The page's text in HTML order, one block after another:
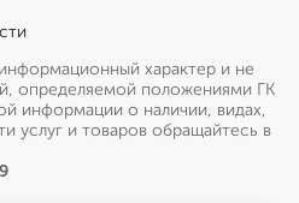
характер и не
определяемой положениями ГК
информации о наличии, видах,
услуг и товаров обращайтесь в